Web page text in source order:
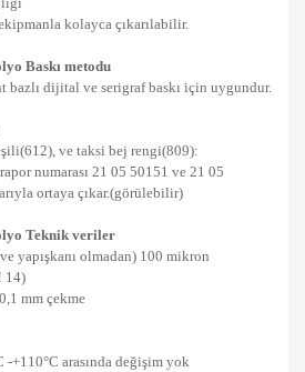
kolayca çıkarılabilir.
Baskı metodu
bazlı dijital ve serigraf baskı için uygundur.
ve taksi bej rengi(809):
numarası 21 05 50151 ve 21 05
ortaya çıkar.(görülebilir)
Teknik veriler
yapışkanı olmadan) 100 mikron
14)
mm çekme
+110°C arasında değişim yok